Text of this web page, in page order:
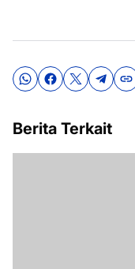
Berita Terkait